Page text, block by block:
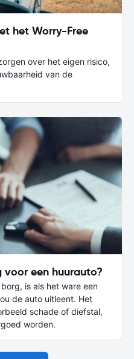
het Worry-Free
over het eigen risico,
van de
een huurauto?
is als het ware een
de auto uitleent. Het
schade of diefstal,
worden.